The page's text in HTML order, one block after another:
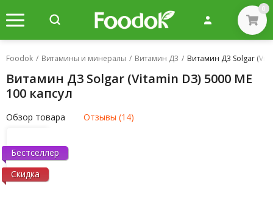
0
Foodok / Витамины и минералы / Витамин Д3 / Витамин Д3 Solgar
Витамин Д3 Solgar (Vitamin D3) 5000 МЕ
100 капсул
Обзор товара Отзывы (14)
Бестселлер
Скидка